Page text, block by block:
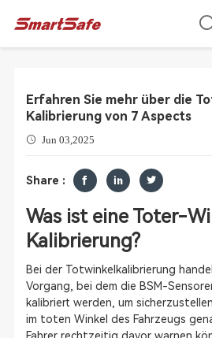
Erfahren Sie mehr über die
Kalibrierung von 7 Aspects
Jun 03,2025
Share :
Was ist eine Toter-
Kalibrierung?
Bei der Totwinkelkalibrierung
Vorgang, bei dem die BSM-
kalibriert werden, um
im toten Winkel des Fahrzeugs